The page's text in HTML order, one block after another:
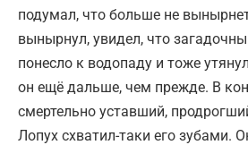
подумал, что больше не
вынырнул, увидел, что
понесло к водопаду и тоже
он ещё дальше, чем прежде. В
смертельно уставший,
Лопух схватил-таки его зубами.